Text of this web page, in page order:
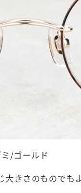
/ゴールド
大きさのもので